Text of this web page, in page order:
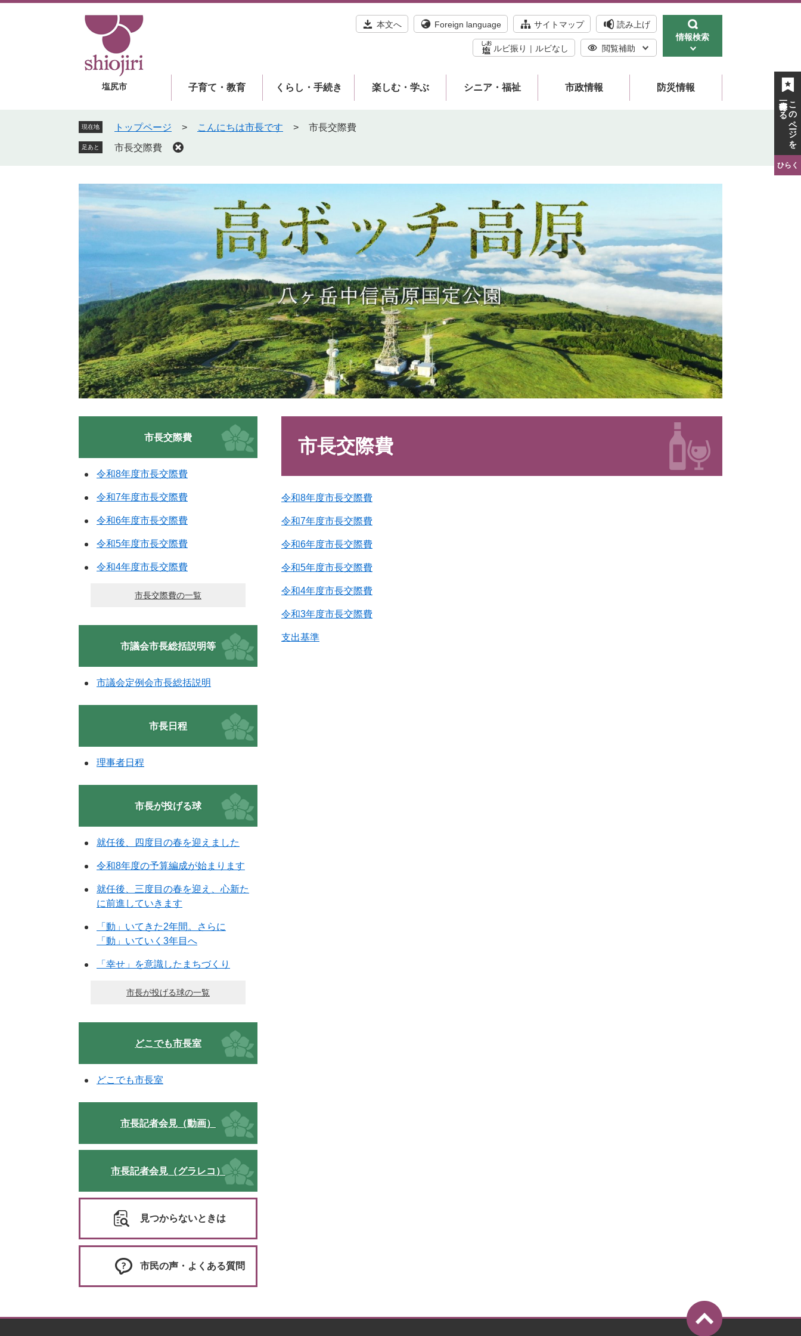
塩尻市
本文へ Foreign language サイトマップ 読み上げ
ルビ振り ルビなし 閲覧補助
情報検索
子育て・教育 くらし・手続き 楽しむ・学ぶ シニア・福祉 市政情報 防災情報
現在地 トップページ > こんにちは市長です > 市長交際費
足あと 市長交際費
市長交際費
令和8年度市長交際費
令和7年度市長交際費
令和6年度市長交際費
令和5年度市長交際費
令和4年度市長交際費
令和3年度市長交際費
支出基準
市長交際費
令和8年度市長交際費
令和7年度市長交際費
令和6年度市長交際費
令和5年度市長交際費
令和4年度市長交際費
市長交際費の一覧
市議会市長総括説明等
市議会定例会市長総括説明
市長日程
理事者日程
市長が投げる球
就任後、四度目の春を迎えました
令和8年度の予算編成が始まります
就任後、三度目の春を迎え、心新た
に前進していきます
「動」いてきた2年間。さらに
「動」いていく3年目へ
「幸せ」を意識したまちづくり
市長が投げる球の一覧
どこでも市長室
どこでも市長室
市長記者会見（動画）
市長記者会見（グラレコ）
見つからないときは
市民の声・よくある質問
このページを
一時保存する
ひらく